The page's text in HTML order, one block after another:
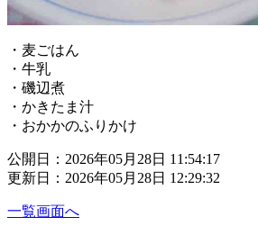
・麦ごはん
・牛乳
・磯辺煮
・かきたま汁
・おかかのふりかけ
公開日：2026年05月28日 11:54:17
更新日：2026年05月28日 12:29:32
一覧画面へ